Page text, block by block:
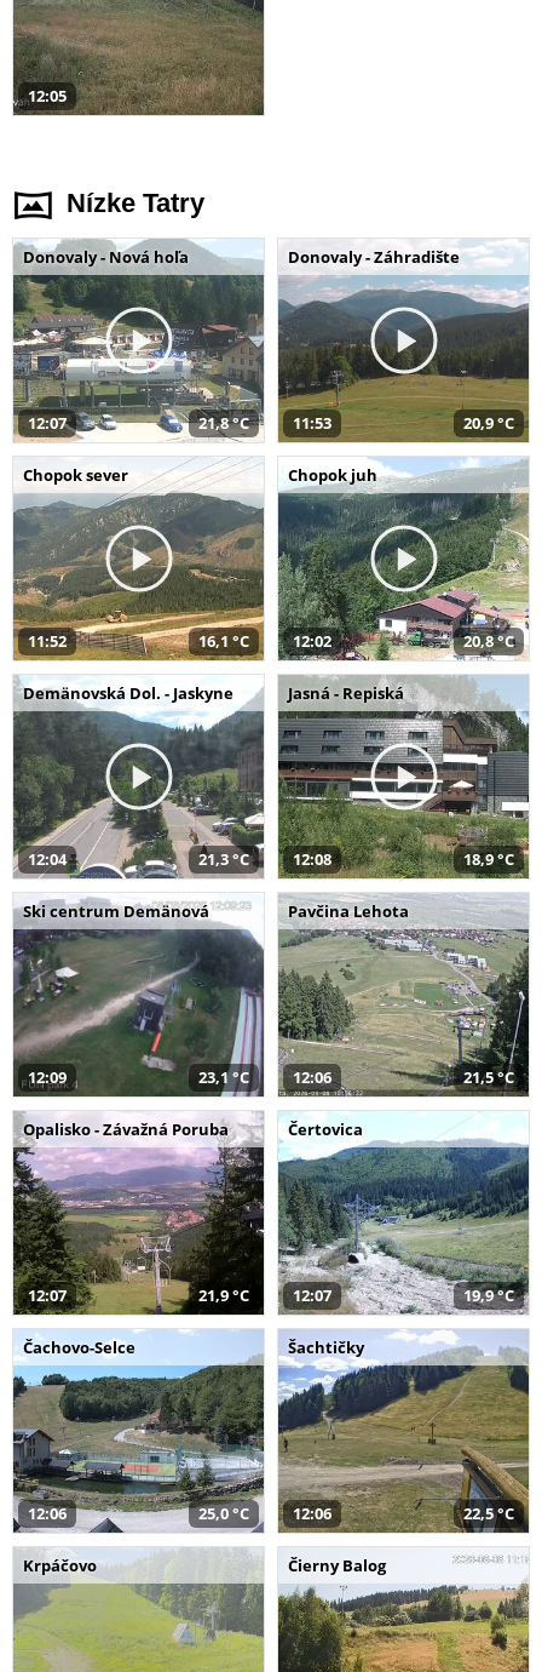
12:05
Nízke Tatry
Donovaly - Nová hoľa
12:07 21,8 °C
Donovaly - Záhradište
11:53 20,9 °C
Chopok sever
11:52 16,1 °C
Chopok juh
12:02 20,8 °C
Demänovská Dol. - Jaskyne
12:04 21,3 °C
Jasná - Repiská
12:08 18,9 °C
Ski centrum Demänová
12:09 23,1 °C
Pavčina Lehota
12:06 21,5 °C
Opalisko - Závažná Poruba
12:07 21,9 °C
Čertovica
12:07 19,9 °C
Čachovo-Selce
12:06 25,0 °C
Šachtičky
12:06 22,5 °C
Krpáčovo Čierny Balog